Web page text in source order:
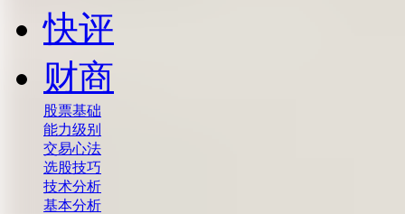
快评
财商
股票基础
能力级别
交易心法
选股技巧
技术分析
基本分析